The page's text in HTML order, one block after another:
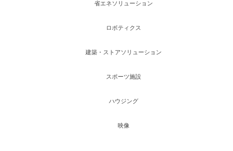
省エネソリューション
ロボティクス
建築・ストアソリューション
スポーツ施設
ハウジング
映像